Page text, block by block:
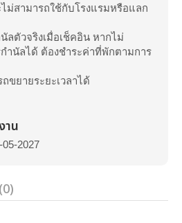
ม่สามารถใช้กับโรงแรมหรือแลก
ลตัวจริงเมื่อเช็คอิน หากไม่
ำนัลได้ ต้องชำระค่าที่พักตามการ
ขยายระยะเวลาได้
าน
05-2027